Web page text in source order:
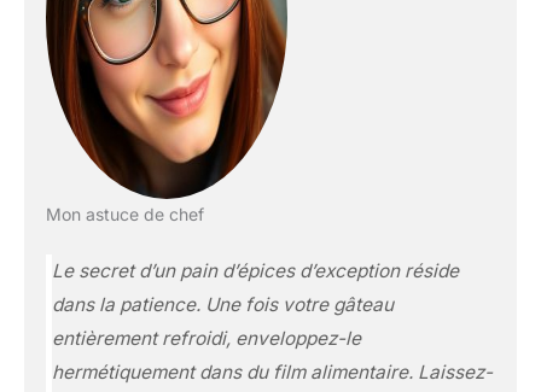
Mon astuce de chef
Le secret d’un pain d’épices d’exception réside
dans la patience. Une fois votre gâteau
entièrement refroidi, enveloppez-le
hermétiquement dans du film alimentaire. Laissez-